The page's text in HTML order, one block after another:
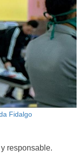
Fidalgo
responsable.